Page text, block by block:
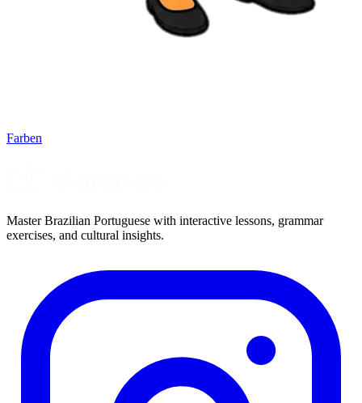
Farben
Master Brazilian Portuguese with interactive lessons, grammar
exercises, and cultural insights.